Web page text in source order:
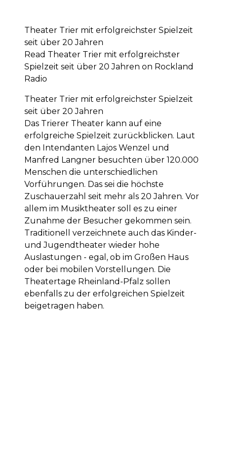
Theater Trier mit erfolgreichster Spielzeit
seit über 20 Jahren
Read Theater Trier mit erfolgreichster
Spielzeit seit über 20 Jahren on Rockland
Radio
Theater Trier mit erfolgreichster Spielzeit
seit über 20 Jahren
Das Trierer Theater kann auf eine
erfolgreiche Spielzeit zurückblicken. Laut
den Intendanten Lajos Wenzel und
Manfred Langner besuchten über 120.000
Menschen die unterschiedlichen
Vorführungen. Das sei die höchste
Zuschauerzahl seit mehr als 20 Jahren. Vor
allem im Musiktheater soll es zu einer
Zunahme der Besucher gekommen sein.
Traditionell verzeichnete auch das Kinder-
und Jugendtheater wieder hohe
Auslastungen - egal, ob im Großen Haus
oder bei mobilen Vorstellungen. Die
Theatertage Rheinland-Pfalz sollen
ebenfalls zu der erfolgreichen Spielzeit
beigetragen haben.